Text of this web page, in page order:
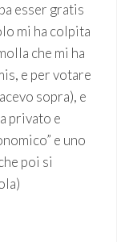
esser gratis
mi ha colpita
che mi ha
e per votare
sopra), e
privato e
e uno
poi si